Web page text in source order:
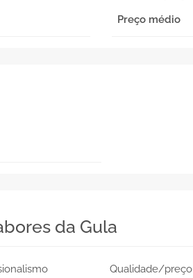
Preço médio
da Gula
Qualidade/preço